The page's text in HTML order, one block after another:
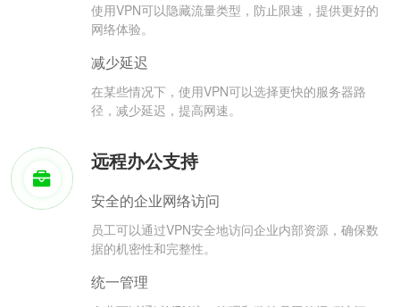
使用VPN可以隐藏流量类型，防止限速，提供更好的
网络体验。
减少延迟
在某些情况下，使用VPN可以选择更快的服务器路
径，减少延迟，提高网速。
远程办公支持
安全的企业网络访问
员工可以通过VPN安全地访问企业内部资源，确保数
据的机密性和完整性。
统一管理